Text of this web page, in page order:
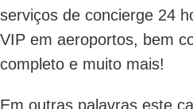
serviços de concierge 24
VIP em aeroportos, bem
completo e muito mais!
Em outras palavras este